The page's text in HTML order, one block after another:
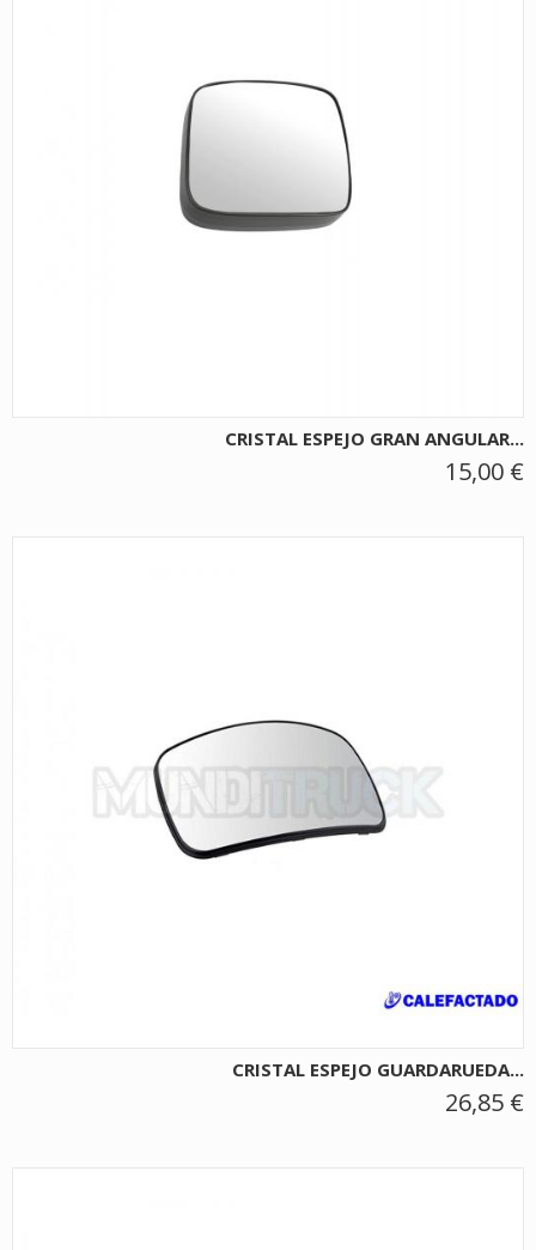
CRISTAL ESPEJO GRAN ANGULAR...
15,00 €
CRISTAL ESPEJO GUARDARUEDA...
26,85 €